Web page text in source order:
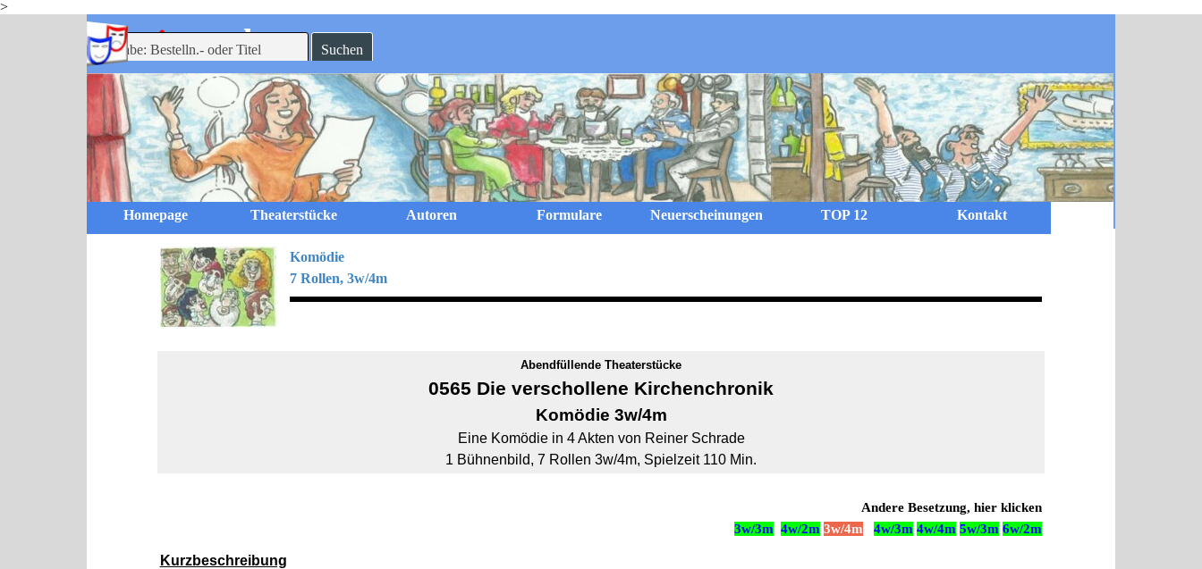
>
Direkt zum Seiteninhalt
-theaterverlag
mein Suchen
Menü überspringen
Homepage Theaterstücke Autoren Formulare Neuerscheinungen TOP 12 Kontakt
Komödie
7 Rollen, 3w/4m
Abendfüllende Theaterstücke
0565 Die verschollene Kirchenchronik
Komödie 3w/4m
Eine Komödie in 4 Akten von Reiner Schrade
1 Bühnenbild, 7 Rollen 3w/4m, Spielzeit 110 Min.
Andere Besetzung, hier klicken
3w/3m 4w/2m 3w/4m 4w/3m 4w/4m 5w/3m 6w/2m
Kurzbeschreibung